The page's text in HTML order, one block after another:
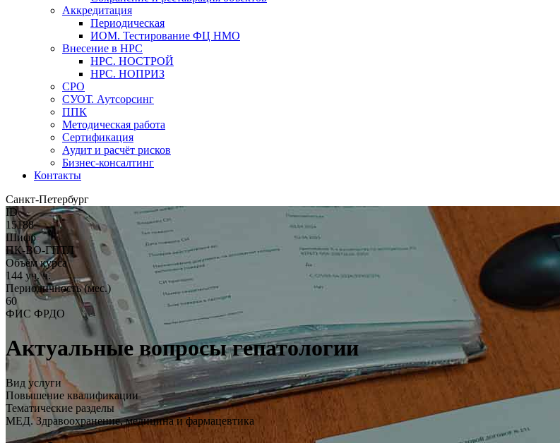
Аккредитация
Периодическая
ИОМ. Тестирование ФЦ НМО
Внесение в НРС
НРС. НОСТРОЙ
НРС. НОПРИЗ
СРО
СУОТ. Аутсорсинг
ППК
Методическая работа
Сертификация
Аудит и расчёт рисков
Бизнес-консалтинг
Контакты
Санкт-Петербург
ID
15188
Шифр
ПК-ВО-ГПТЛ
Объём курса
144 уч. ч.
Периодичность (мес.)
60
ФИС ФРДО
Актуальные вопросы гепатологии
Вид услуги
Повышение квалификации
Тематические разделы
МЕД. Здравоохранение, медицина и фармацевтика